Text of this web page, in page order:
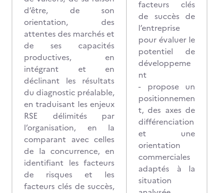
d’être, de son
orientation, des
attentes des marchés et
de ses capacités
productives, en
intégrant et en
déclinant les résultats
du diagnostic préalable,
en traduisant les enjeux
RSE délimités par
l’organisation, en la
comparant avec celles
de la concurrence, en
identifiant les facteurs
de risques et les
facteurs clés de succès,
facteurs clés
de succès de
l’entreprise
pour évaluer le
potentiel de
développeme
nt
- propose un
positionnemen
t, des axes de
différenciation
et une
orientation
commerciales
adaptés à la
situation